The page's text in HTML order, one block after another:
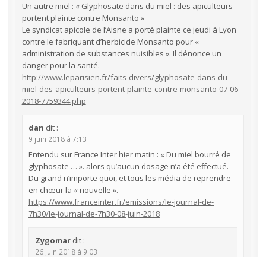
Un autre miel : « Glyphosate dans du miel : des apiculteurs
portent plainte contre Monsanto »
Le syndicat apicole de l’Aisne a porté plainte ce jeudi à Lyon
contre le fabriquant d’herbicide Monsanto pour «
administration de substances nuisibles ». Il dénonce un
danger pour la santé.
http://www.leparisien.fr/faits-divers/glyphosate-dans-du-
miel-des-apiculteurs-portent-plainte-contre-monsanto-07-06-
2018-7759344.php
dan dit :
9 juin 2018 à 7:13
Entendu sur France Inter hier matin : « Du miel bourré de
glyphosate … ». alors qu’aucun dosage n’a été effectué.
Du grand n’importe quoi, et tous les média de reprendre
en chœur la « nouvelle ».
https://www.franceinter.fr/emissions/le-journal-de-
7h30/le-journal-de-7h30-08-juin-2018
Zygomar dit :
26 juin 2018 à 9:03